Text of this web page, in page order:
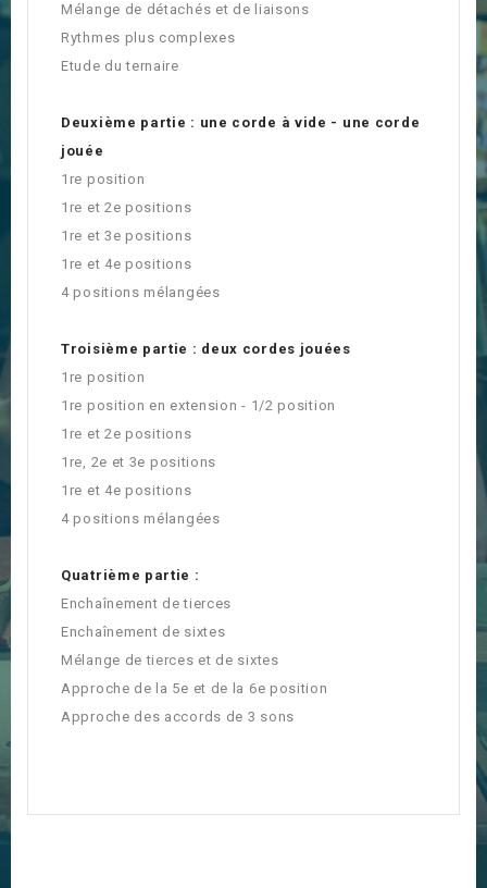
Mélange de détachés et de liaisons
Rythmes plus complexes
Etude du ternaire
Deuxième partie : une corde à vide - une corde
jouée
1re position
1re et 2e positions
1re et 3e positions
1re et 4e positions
4 positions mélangées
Troisième partie : deux cordes jouées
1re position
1re position en extension - 1/2 position
1re et 2e positions
1re, 2e et 3e positions
1re et 4e positions
4 positions mélangées
Quatrième partie :
Enchaînement de tierces
Enchaînement de sixtes
Mélange de tierces et de sixtes
Approche de la 5e et de la 6e position
Approche des accords de 3 sons